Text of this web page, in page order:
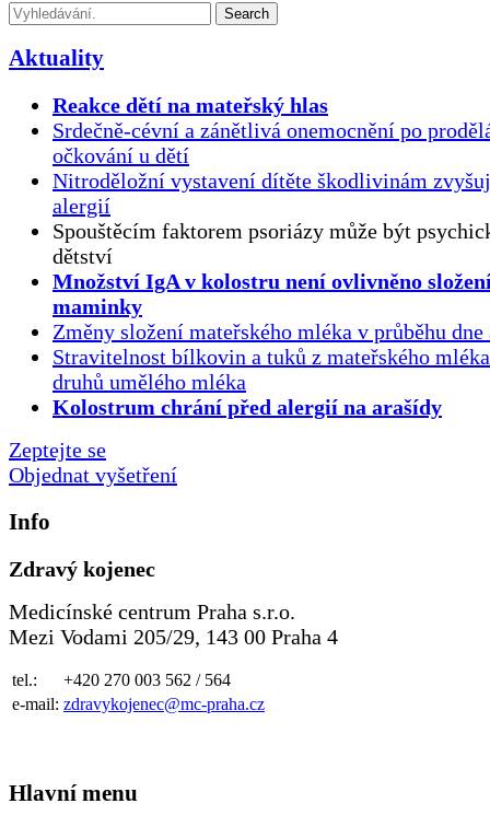
Search
Aktuality
Reakce dětí na mateřský hlas
Srdečně-cévní a zánětlivá onemocnění po
očkování u dětí
Nitroděložní vystavení dítěte škodlivinám
alergií
Spouštěcím faktorem psoriázy může být
dětství
Množství IgA v kolostru není ovlivněno
maminky
Změny složení mateřského mléka v průběhu dne
Stravitelnost bílkovin a tuků z mateřského
druhů umělého mléka
Kolostrum chrání před alergií na arašídy
Zeptejte se
Objednat vyšetření
Info
Zdravý kojenec
Medicínské centrum Praha s.r.o.
Mezi Vodami 205/29, 143 00 Praha 4
tel.:
+420 270 003 562 / 564
e-mail: zdravykojenec@mc-praha.cz
Hlavní menu